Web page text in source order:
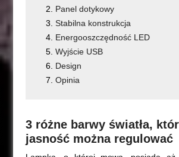
Panel dotykowy
Stabilna konstrukcja
Energooszczędność LED
Wyjście USB
Design
Opinia
3 różne barwy światła,
jasność można regulować